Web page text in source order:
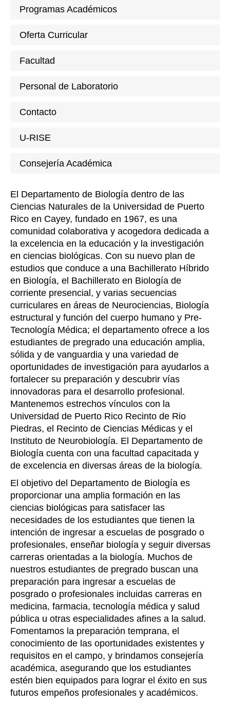
Programas Académicos
Oferta Curricular
Facultad
Personal de Laboratorio
Contacto
U-RISE
Consejería Académica
El Departamento de Biología dentro de las
Ciencias Naturales de la Universidad de Puerto
Rico en Cayey, fundado en 1967, es una
comunidad colaborativa y acogedora dedicada a
la excelencia en la educación y la investigación
en ciencias biológicas. Con su nuevo plan de
estudios que conduce a una Bachillerato Híbrido
en Biología, el Bachillerato en Biología de
corriente presencial, y varias secuencias
curriculares en áreas de Neurociencias, Biología
estructural y función del cuerpo humano y Pre-
Tecnología Médica; el departamento ofrece a los
estudiantes de pregrado una educación amplia,
sólida y de vanguardia y una variedad de
oportunidades de investigación para ayudarlos a
fortalecer su preparación y descubrir vías
innovadoras para el desarrollo profesional.
Mantenemos estrechos vínculos con la
Universidad de Puerto Rico Recinto de Rio
Piedras, el Recinto de Ciencias Médicas y el
Instituto de Neurobiología. El Departamento de
Biología cuenta con una facultad capacitada y
de excelencia en diversas áreas de la biología.
El objetivo del Departamento de Biología es
proporcionar una amplia formación en las
ciencias biológicas para satisfacer las
necesidades de los estudiantes que tienen la
intención de ingresar a escuelas de posgrado o
profesionales, enseñar biología y seguir diversas
carreras orientadas a la biología. Muchos de
nuestros estudiantes de pregrado buscan una
preparación para ingresar a escuelas de
posgrado o profesionales incluidas carreras en
medicina, farmacia, tecnología médica y salud
pública u otras especialidades afines a la salud.
Fomentamos la preparación temprana, el
conocimiento de las oportunidades existentes y
requisitos en el campo, y brindamos consejería
académica, asegurando que los estudiantes
estén bien equipados para lograr el éxito en sus
futuros empeños profesionales y académicos.